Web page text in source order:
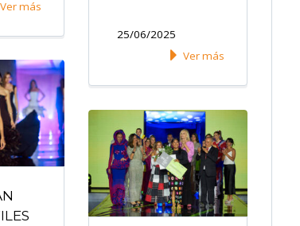
Ver más
25/06/2025
Ver más